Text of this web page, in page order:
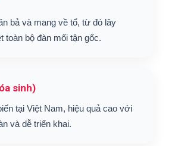
bả và mang về tổ, từ đó lây
toàn bộ đàn mối tận gốc.
sinh)
tại Việt Nam, hiệu quả cao với
và dễ triển khai.